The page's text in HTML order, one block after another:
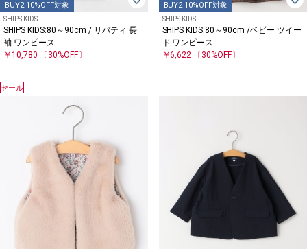
BUY2 10%OFF対象
SHIPS KIDS
SHIPS KIDS:80～90cm / リバティ 長
袖 ワンピース
￥10,780 〔30%OFF〕
BUY2 10%OFF対象
SHIPS KIDS
SHIPS KIDS:80～90cm /ベビー ツイー
ド ワンピース
￥6,622 〔30%OFF〕
セール